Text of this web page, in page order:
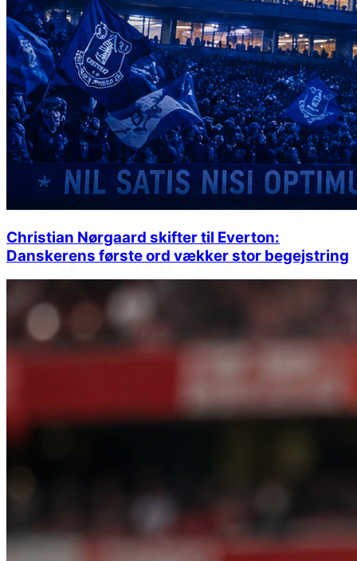
Christian Nørgaard skifter til Everton:
Danskerens første ord vækker stor begejstring